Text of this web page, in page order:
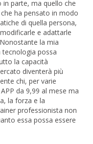
parte, ma quello che
ha pensato in modo
di quella persona,
e adattarle
la mia
possa
la capacità
diventerà più
chi, per varie
da 9,99 al mese ma
la forza e la
professionista non
essa possa essere